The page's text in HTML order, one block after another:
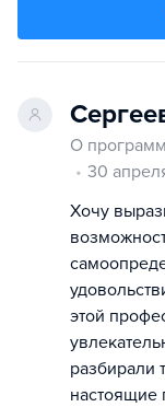
О
30
Хочу
этой
разбирали
настоящие